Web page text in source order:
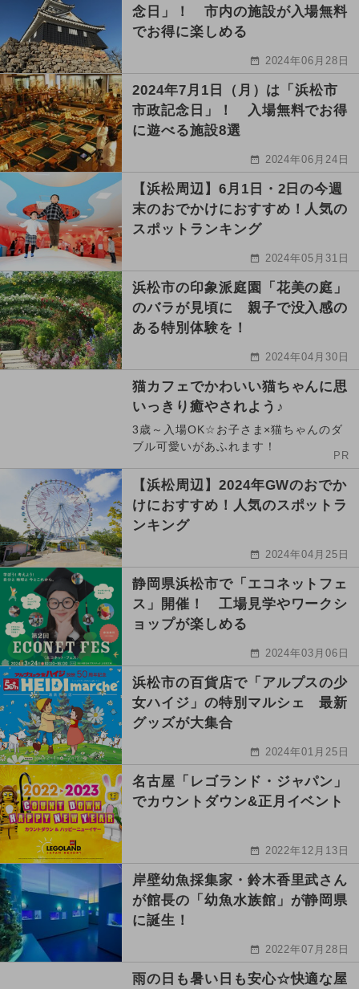
念日」！ 市内の施設が入場無料
でお得に楽しめる
2024年06月28日
2024年7月1日（月）は「浜松市
市政記念日」！ 入場無料でお得
に遊べる施設8選
2024年06月24日
【浜松周辺】6月1日・2日の今週
末のおでかけにおすすめ！人気の
スポットランキング
2024年05月31日
浜松市の印象派庭園「花美の庭」
のバラが見頃に 親子で没入感の
ある特別体験を！
2024年04月30日
猫カフェでかわいい猫ちゃんに思
いっきり癒やされよう♪
3歳～入場OK☆お子さま×猫ちゃんのダ
ブル可愛いがあふれます！
PR
【浜松周辺】2024年GWのおでか
けにおすすめ！人気のスポットラ
ンキング
2024年04月25日
静岡県浜松市で「エコネットフェ
ス」開催！ 工場見学やワークシ
ョップが楽しめる
2024年03月06日
浜松市の百貨店で「アルプスの少
女ハイジ」の特別マルシェ 最新
グッズが大集合
2024年01月25日
名古屋「レゴランド・ジャパン」
でカウントダウン&正月イベント
2022年12月13日
岸壁幼魚採集家・鈴木香里武さん
が館長の「幼魚水族館」が静岡県
に誕生！
2022年07月28日
雨の日も暑い日も安心☆快適な屋